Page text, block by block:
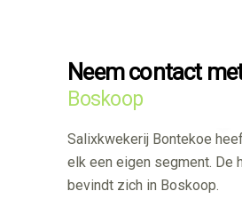
Neem contact
Boskoop
Salixkwekerij Bontekoe
elk een eigen segment. De
bevindt zich in Boskoop.